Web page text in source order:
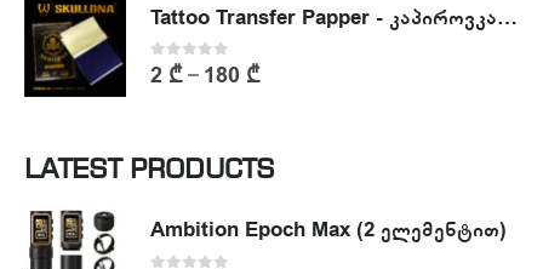
Tattoo Transfer Papper - კაპიროვკა - ტატუს ესკიზის კოპირების ქაღალდი
0out of 5
2 ₾– 180 ₾
LATEST PRODUCTS
Ambition Epoch Max (2 ელემენტით)